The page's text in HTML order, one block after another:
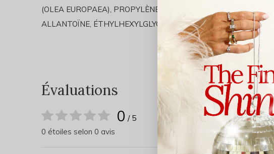
(OLEA EUROPAEA), PROPYLÈNE GLYCOL, PHÉNOXYÉTHANOL,
ALLANTOÏNE, ÉTHYLHEXYLGLYCÉRINE, EDTA DISODIQUE. #55-
Évaluations
0 / 5
0 étoiles selon 0 avis